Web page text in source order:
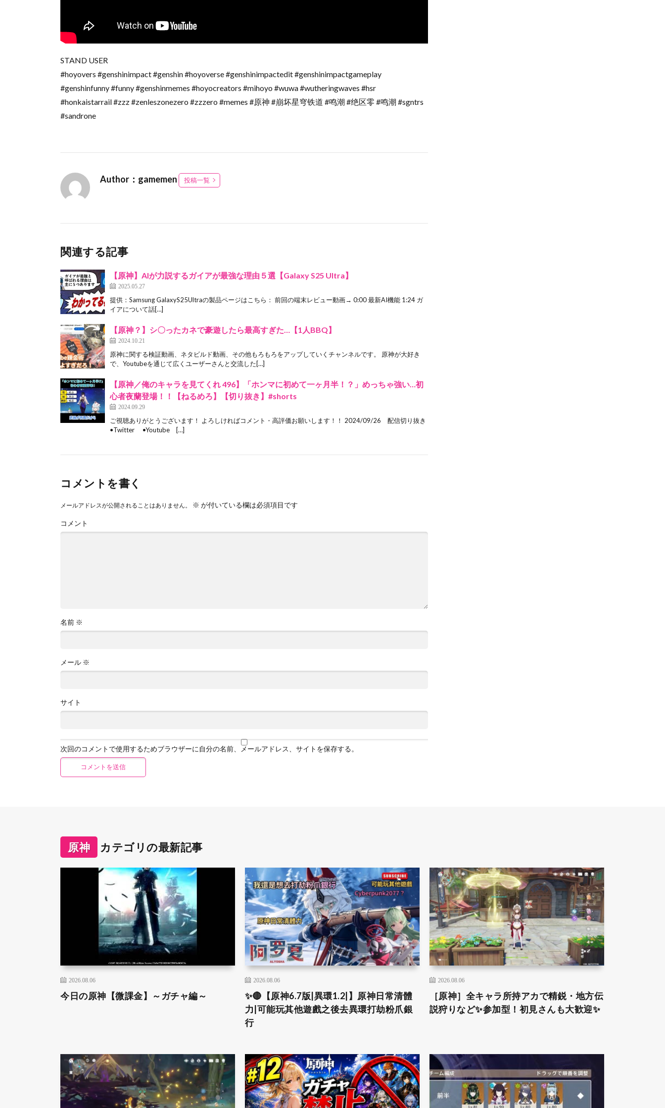
STAND USER
#hoyovers #genshinimpact #genshin #hoyoverse #genshinimpactedit #genshinimpactgameplay
#genshinfunny #funny #genshinmemes #hoyocreators #mihoyo #wuwa #wutheringwaves #hsr
#honkaistarrail #zzz #zenleszonezero #zzzero #memes #原神 #崩坏星穹铁道 #鸣潮 #绝区零 #鸣潮 #sgntrs
#sandrone
Author：gamemen 投稿一覧
関連する記事
【原神】AIが力説するガイアが最強な理由５選【Galaxy S25 Ultra】
2025.05.27
提供：Samsung GalaxyS25Ultraの製品ページはこちら： 前回の端末レビュー動画→ 0:00 最新AI機能 1:24 ガ
イアについて話[…]
【原神？】シ〇ったカネで豪遊したら最高すぎた…【1人BBQ】
2024.10.21
原神に関する検証動画、ネタビルド動画、その他もろもろをアップしていくチャンネルです。 原神が大好き
で、Youtubeを通じて広くユーザーさんと交流した[…]
【原神／俺のキャラを見てくれ 496】「ホンマに初めて一ヶ月半！？」めっちゃ強い…初
心者夜蘭登場！！【ねるめろ】【切り抜き】#shorts
2024.09.29
ご視聴ありがとうございます！ よろしければコメント・高評価お願いします！！ 2024/09/26 配信切り抜き
•Twitter •Youtube […]
コメントを書く
メールアドレスが公開されることはありません。 ※ が付いている欄は必須項目です
コメント
名前 ※
メール ※
サイト
次回のコメントで使用するためブラウザーに自分の名前、メールアドレス、サイトを保存する。
原神 カテゴリの最新記事
2026.08.06
今日の原神【微課金】～ガチャ編～
2026.08.06
✨🔴【原神6.7版|異環1.2|】原神日常清體
力|可能玩其他遊戲之後去異環打劫粉爪銀
行
2026.08.06
［原神］全キャラ所持アカで精鋭・地方伝
説狩りなど✨参加型！初見さんも大歓迎✨